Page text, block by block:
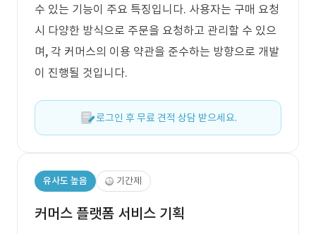
수 있는 기능이 주요 특징입니다. 사용자는 구매 요청
시 다양한 방식으로 주문을 요청하고 관리할 수 있으
며, 각 커머스의 이용 약관을 준수하는 방향으로 개발
이 진행될 것입니다.
로그인 후 무료 견적 상담 받으세요.
유사도 높음 기간제
커머스 플랫폼 서비스 기획